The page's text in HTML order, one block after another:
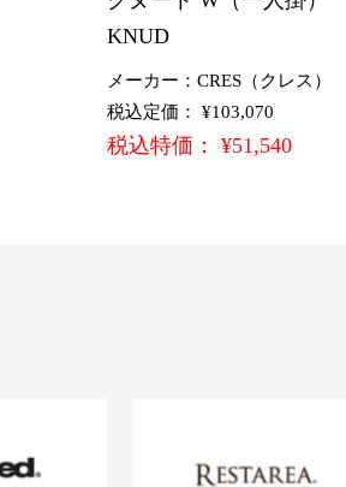
KNUD
メーカー：CRES（クレス）
税込定価： ¥103,070
税込特価： ¥51,540